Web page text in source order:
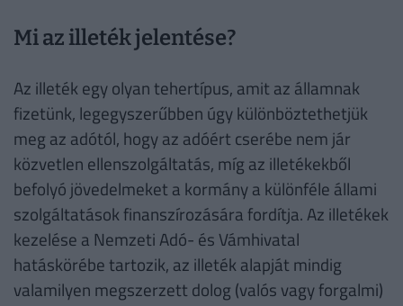
Mi az illeték jelentése?
Az illeték egy olyan tehertípus, amit az államnak
fizetünk, legegyszerűbben úgy különböztethetjük
meg az adótól, hogy az adóért cserébe nem jár
közvetlen ellenszolgáltatás, míg az illetékekből
befolyó jövedelmeket a kormány a különféle állami
szolgáltatások finanszírozására fordítja. Az illetékek
kezelése a Nemzeti Adó- és Vámhivatal
hatáskörébe tartozik, az illeték alapját mindig
valamilyen megszerzett dolog (valós vagy forgalmi)